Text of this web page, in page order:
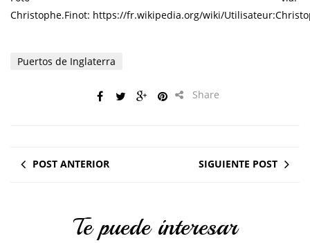
Christophe.Finot: https://fr.wikipedia.org/wiki/
Puertos de Inglaterra
Share
POST ANTERIOR SIGUIENTE POST
Te puede interesar